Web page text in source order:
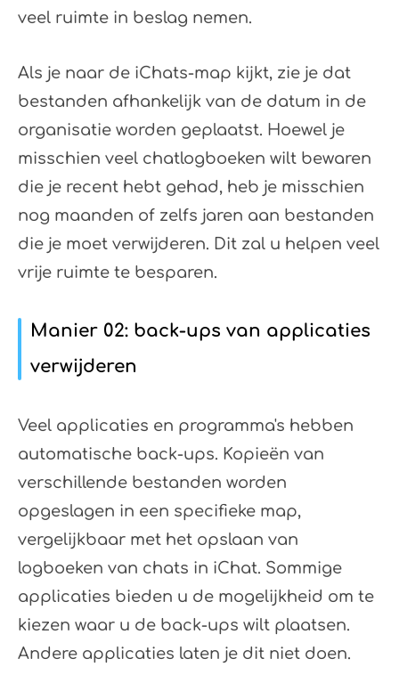
veel ruimte in beslag nemen.
Als je naar de iChats-map kijkt, zie je dat
bestanden afhankelijk van de datum in de
organisatie worden geplaatst. Hoewel je
misschien veel chatlogboeken wilt bewaren
die je recent hebt gehad, heb je misschien
nog maanden of zelfs jaren aan bestanden
die je moet verwijderen. Dit zal u helpen veel
vrije ruimte te besparen.
Manier 02: back-ups van applicaties
verwijderen
Veel applicaties en programma's hebben
automatische back-ups. Kopieën van
verschillende bestanden worden
opgeslagen in een specifieke map,
vergelijkbaar met het opslaan van
logboeken van chats in iChat. Sommige
applicaties bieden u de mogelijkheid om te
kiezen waar u de back-ups wilt plaatsen.
Andere applicaties laten je dit niet doen.